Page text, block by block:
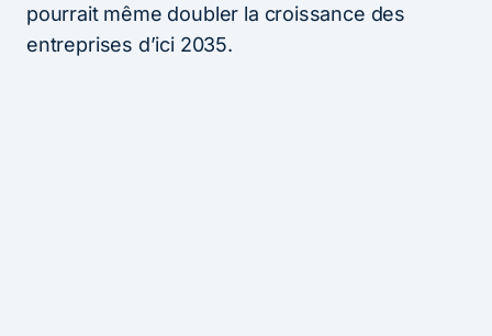
pourrait même doubler la croissance des
entreprises d’ici 2035.